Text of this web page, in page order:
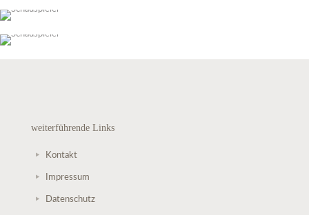
weiterführende Links
Kontakt
Impressum
Datenschutz